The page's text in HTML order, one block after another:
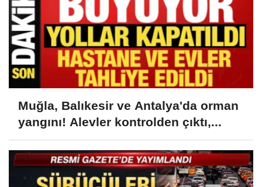
Muğla, Balıkesir ve Antalya'da orman
yangını! Alevler kontrolden çıktı,...